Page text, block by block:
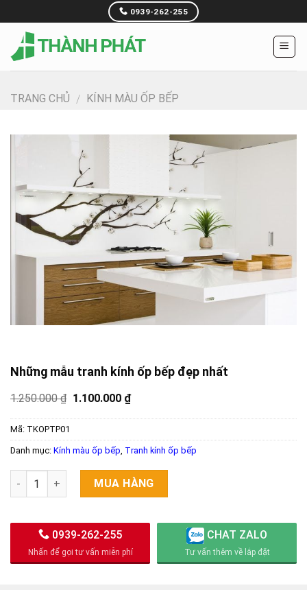
to
content
0939-262-255
TRANG CHỦ / KÍNH MÀU ỐP BẾP
Những mẫu tranh kính ốp bếp đẹp nhất
1.250.000₫ 1.100.000 ₫
Mã: TKOPTP01
Danh mục: Kính màu ốp bếp, Tranh kính ốp bếp
Số lượng MUA HÀNG
0939-262-255
Nhấn để gọi tư vấn miễn phí
CHAT ZALO
Tư vấn thêm về lắp đặt